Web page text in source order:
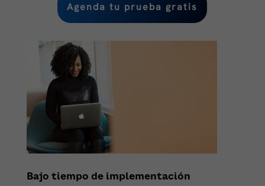
Agenda tu prueba gratis
Bajo tiempo de implementación